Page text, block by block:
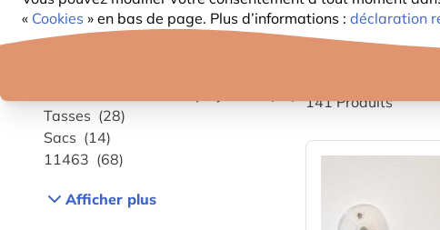
« Cookies » en bas de page. Plus d’informations : déclaration
Catégorie
Tasses (28)
Sacs (14)
11463 (68)
Afficher plus
CADEAUX
141Produits